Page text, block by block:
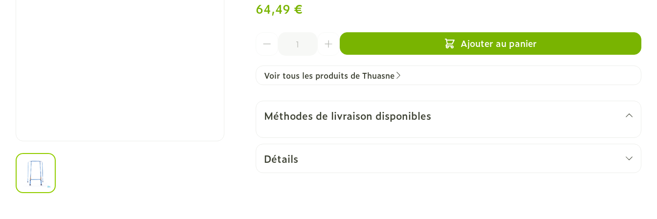
View larger image
64,49 €
Ajouter au panier
Voir tous les produits de Thuasne
Méthodes de livraison disponibles
Détails